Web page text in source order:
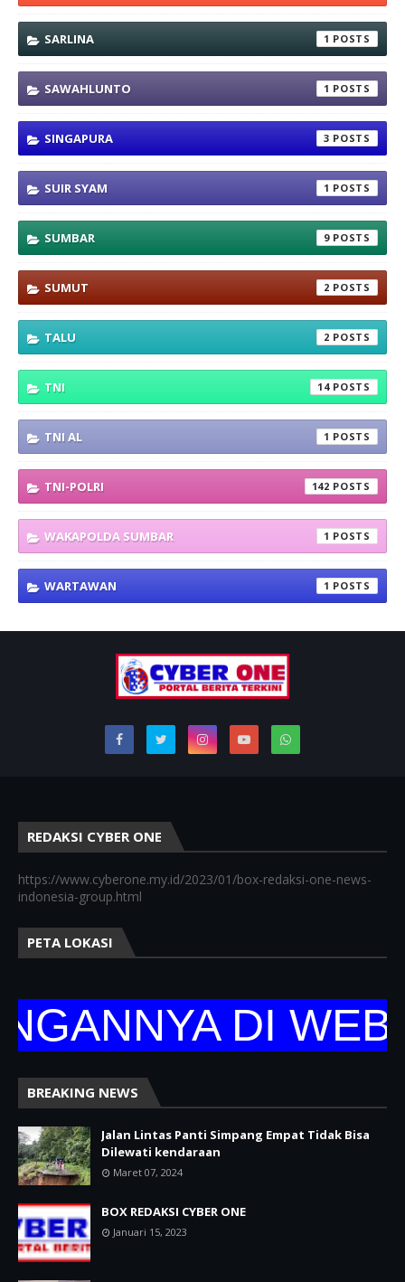
SARLINA 1
SAWAHLUNTO 1
SINGAPURA 3
SUIR SYAM 1
SUMBAR 9
SUMUT 2
TALU 2
TNI 14
TNI AL 1
TNI-POLRI 142
WAKAPOLDA SUMBAR 1
WARTAWAN 1
REDAKSI CYBER ONE
https://www.cyberone.my.id/2023/01/box-redaksi-one-news-
indonesia-group.html
PETA LOKASI
DI
BREAKING NEWS
Jalan Lintas Panti Simpang Empat Tidak Bisa
Dilewati kendaraan
Maret 07, 2024
BOX REDAKSI CYBER ONE
Januari 15, 2023